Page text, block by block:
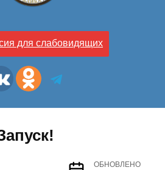
для слабовидящих
ОБНОВЛЕНО